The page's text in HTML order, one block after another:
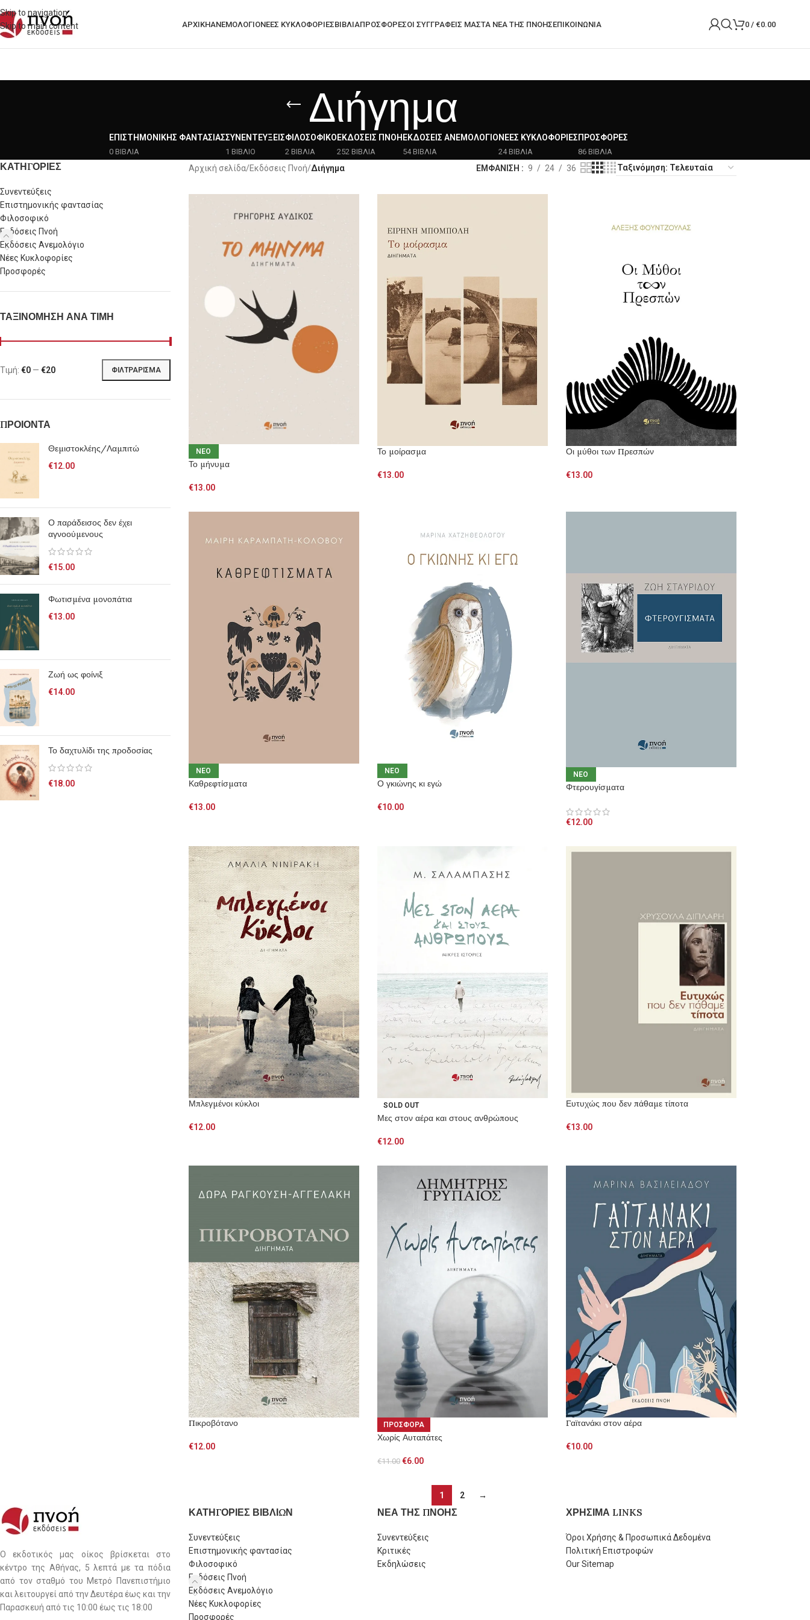
Skip to navigation
Skip to main content
ΑΡΧΙΚΗΑΝΕΜΟΛΟΓΙΟΝΈΕΣ ΚΥΚΛΟΦΟΡΊΕΣΒΙΒΛΙΑΠΡΟΣΦΟΡΈΣΟΙ ΣΥΓΓΡΑΦΕΙΣ ΜΑΣΤΑ ΝΈΑ ΤΗΣ ΠΝΟΉΣΕΠΙΚΟΙΝΩΝΙΑ 0 / €0.00
Διήγημα
ΕΠΙΣΤΗΜΟΝΙΚΉΣ ΦΑΝΤΑΣΊΑΣ
0 ΒΙΒΛΙΑ
ΣΥΝΕΝΤΕΎΞΕΙΣ
1 ΒΙΒΛΙΟ
ΦΙΛΟΣΟΦΙΚΌ
2 ΒΙΒΛΙΑ
ΕΚΔΌΣΕΙΣ ΠΝΟΉ
252 ΒΙΒΛΙΑ
ΕΚΔΌΣΕΙΣ ΑΝΕΜΟΛΌΓΙΟ
54 ΒΙΒΛΙΑ
ΝΈΕΣ ΚΥΚΛΟΦΟΡΊΕΣ
24 ΒΙΒΛΙΑ
ΠΡΟΣΦΟΡΈΣ
86 ΒΙΒΛΙΑ
ΚΑΤΗΓΟΡΙΕΣ
Συνεντεύξεις
Επιστημονικής φαντασίας
Φιλοσοφικό
Εκδόσεις Πνοή
Εκδόσεις Ανεμολόγιο
Νέες Κυκλοφορίες
Προσφορές
ΤΑΞΙΝΟΜΗΣΗ ΑΝΑ ΤΙΜΗ
ΦΙΛΤΡΆΡΙΣΜΑ
Τιμή: €0 — €20
ΠΡΟΙΟΝΤΑ
Θεμιστοκλέης/Λαμπιτώ
€12.00
Ο παράδεισος δεν έχει
αγνοούμενους
€15.00
Φωτισμένα μονοπάτια
€13.00
Ζωή ως φοίνιξ
€14.00
Το δαχτυλίδι της προδοσίας
€18.00
Αρχική σελίδα/Εκδόσεις Πνοή/Διήγημα ΕΜΦΑΝΙΣΗ 9 24 36
NEO
Το μήνυμα
€13.00
Το μοίρασμα
€13.00
Οι μύθοι των Πρεσπών
€13.00
NEO
Καθρεφτίσματα
€13.00
NEO
Ο γκιώνης κι εγώ
€10.00
NEO
Φτερουγίσματα
€12.00
Μπλεγμένοι κύκλοι
€12.00
SOLD OUT
Μες στον αέρα και στους ανθρώπους
€12.00
Ευτυχώς που δεν πάθαμε τίποτα
€13.00
Πικροβότανο
€12.00
ΠΡΟΣΦΟΡΑ
Χωρίς Αυταπάτες
€11.00 €6.00
Γαϊτανάκι στον αέρα
€10.00
1 2 →
Ο εκδοτικός μας οίκος βρίσκεται στο
κέντρο της Αθήνας, 5 λεπτά με τα πόδια
από τον σταθμό του Μετρό Πανεπιστήμιο
και λειτουργεί από την Δευτέρα έως και την
Παρασκευή από τις 10:00 έως τις 18:00
ΚΑΤΗΓΟΡΙΕΣ ΒΙΒΛΙΩΝ
Συνεντεύξεις
Επιστημονικής φαντασίας
Φιλοσοφικό
Εκδόσεις Πνοή
Εκδόσεις Ανεμολόγιο
Νέες Κυκλοφορίες
Προσφορές
ΝΕΑ ΤΗΣ ΠΝΟΗΣ
Συνεντεύξεις
Κριτικές
Εκδηλώσεις
ΧΡΗΣΙΜΑ LINKS
Όροι Χρήσης & Προσωπικά Δεδομένα
Πολιτική Επιστροφών
Our Sitemap